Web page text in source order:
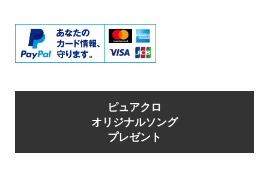
ピュアクロ
オリジナルソング
プレゼント